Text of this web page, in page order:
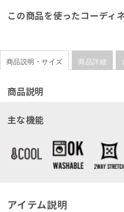
この商品を使ったコーディ
商品説明・サイズ 商品詳細
商品説明
主な機能
アイテム説明